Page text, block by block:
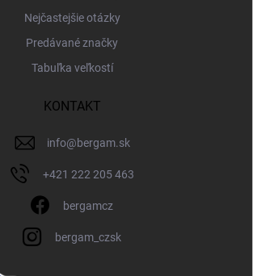
Nejčastejšie otázky
Predávané značky
Tabuľka veľkostí
KONTAKT
info@bergam.sk
+421 222 205 463
bergamcz
bergam_czsk